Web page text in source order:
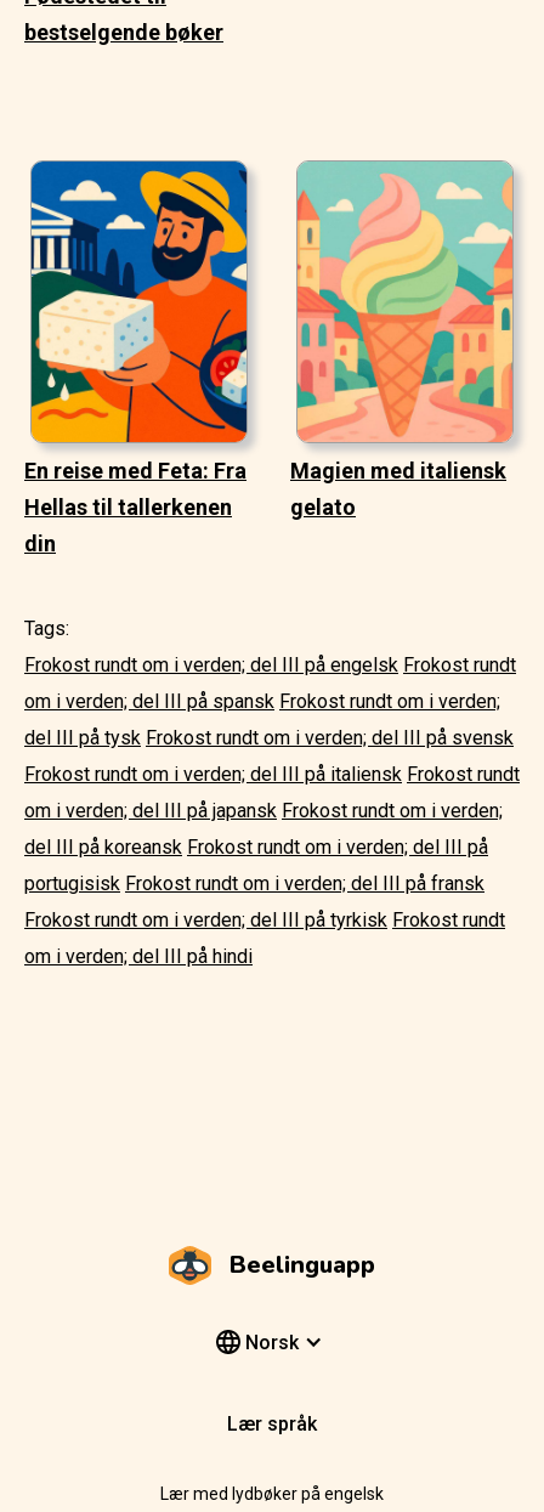
bestselgende bøker
En reise med Feta: Fra
Hellas til tallerkenen
din
Magien med italiensk
gelato
Tags:
Frokost rundt om i verden; del III på engelsk Frokost rundt
om i verden; del III på spansk Frokost rundt om i verden;
del III på tysk Frokost rundt om i verden; del III på svensk
Frokost rundt om i verden; del III på italiensk Frokost rundt
om i verden; del III på japansk Frokost rundt om i verden;
del III på koreansk Frokost rundt om i verden; del III på
portugisisk Frokost rundt om i verden; del III på fransk
Frokost rundt om i verden; del III på tyrkisk Frokost rundt
om i verden; del III på hindi
Beelinguapp
Norsk
Lær språk
Lær med lydbøker på engelsk